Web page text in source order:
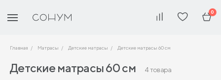
0
Главная Матрасы Детские матрасы Детские матрасы 60 см
Детские матрасы 60 см 4 товара